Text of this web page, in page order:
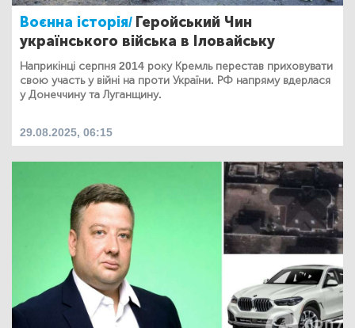
Воєнна історія/ Геройський Чин
українського війська в Іловайську
Наприкінці серпня 2014 року Кремль перестав приховувати
свою участь у війні на проти України. РФ напряму вдерлася
у Донеччину та Луганщину.
29.08.2025, 06:15